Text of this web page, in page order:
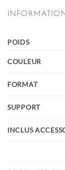
POIDS
COULEUR
FORMAT
SUPPORT
INCLUS